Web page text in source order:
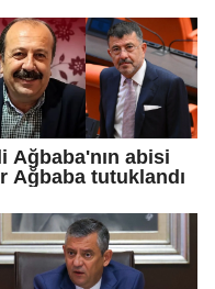
Ağbaba'nın abisi
Ağbaba tutuklandı